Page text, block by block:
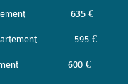
635 €
595 €
600 €